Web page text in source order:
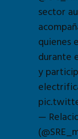
sector
quienes
durante
y
—